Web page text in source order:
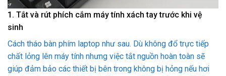
1. Tắt và rút phích cắm máy tính xách tay trước khi vệ
sinh
Cách tháo bàn phím laptop như sau. Dù không đổ trực tiếp
chất lỏng lên máy tính nhưng việc tắt nguồn hoàn toàn sẽ
giúp đảm bảo các thiết bị bên trong không bị hỏng nếu hơi